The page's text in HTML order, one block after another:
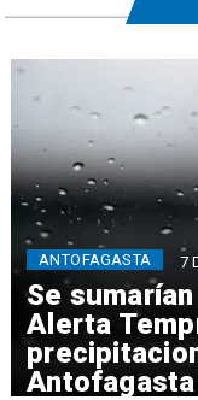
Se
Alerta
Antofagasta
ANTOFAGASTA 7